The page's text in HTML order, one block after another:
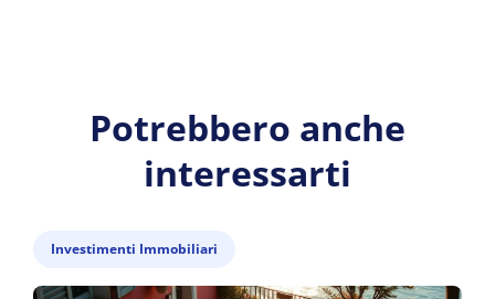
Potrebbero anche
interessarti
Investimenti Immobiliari